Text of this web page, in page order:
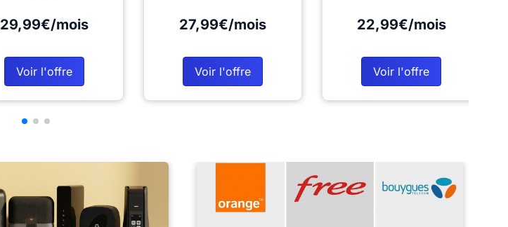
29,99€/mois
Voir l'offre
27,99€/mois
Voir l'offre
22,99€/mois
Voir l'offre